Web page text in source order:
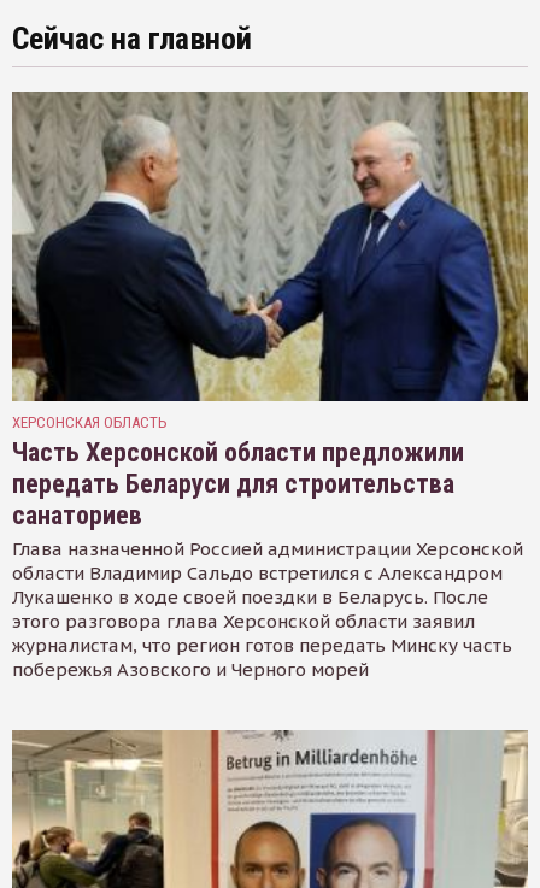
Сейчас на главной
ХЕРСОНСКАЯ ОБЛАСТЬ
Часть Херсонской области предложили
передать Беларуси для строительства
санаториев
Глава назначенной Россией администрации Херсонской
области Владимир Сальдо встретился с Александром
Лукашенко в ходе своей поездки в Беларусь. После
этого разговора глава Херсонской области заявил
журналистам, что регион готов передать Минску часть
побережья Азовского и Черного морей